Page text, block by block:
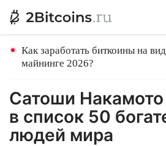
Как заработать биткоины на
майнинге 2026?
Сатоши
в список 50
людей мира